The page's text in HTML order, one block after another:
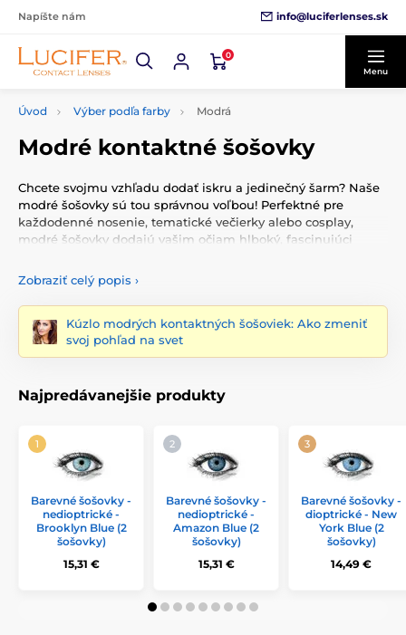
Napíšte nám info@luciferlenses.sk
0
Menu
Úvod Výber podľa farby Modrá
Modré kontaktné šošovky
Chcete svojmu vzhľadu dodať iskru a jedinečný šarm? Naše
modré šošovky sú tou správnou voľbou! Perfektné pre
každodenné nosenie, tematické večierky alebo cosplay,
modré šošovky dodajú vašim očiam hlboký, fascinujúci
Zobraziť celý popis ›
Kúzlo modrých kontaktných šošoviek: Ako zmeniť
svoj pohľad na svet
Najpredávanejšie produkty
Barevné šošovky -
nedioptrické -
Brooklyn Blue (2
šošovky)
15,31 €
Barevné šošovky -
nedioptrické -
Amazon Blue (2
šošovky)
15,31 €
Barevné šošovky -
dioptrické - New
York Blue (2
šošovky)
14,49 €